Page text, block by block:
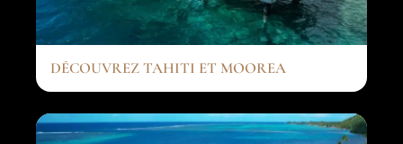
DÉCOUVREZ TAHITI ET MOOREA